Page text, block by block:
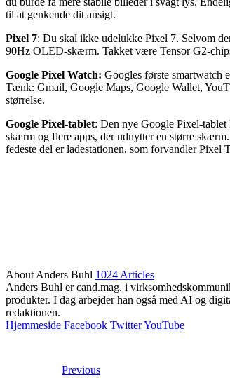
til at genkende dit ansigt.
Pixel 7: Du skal ikke udelukke Pixel 7. Selvom
90Hz OLED-skærm. Takket være Tensor G2-
Google Pixel Watch: Googles første smartwatch
Tænk: Gmail, Google Maps, Google Wallet,
størrelse.
Google Pixel-tablet: Den nye Google Pixel-tablet
skærm og flere apps, der udnytter en større
fedeste del er ladestationen, som forvandler
About Anders Buhl 1024 Articles
Anders Buhl er cand.mag. i
produkter. I dag arbejder han også med AI og
redaktionen.
Hjemmeside Facebook TwitterYouTube
Previous